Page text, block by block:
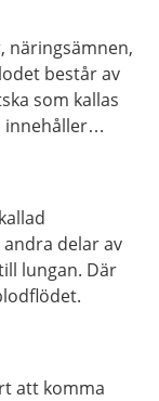
näringsämnen,
består av
som kallas
innehåller
delar av
lungan. Där
att komma